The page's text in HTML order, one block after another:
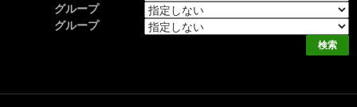
グループ
グループ